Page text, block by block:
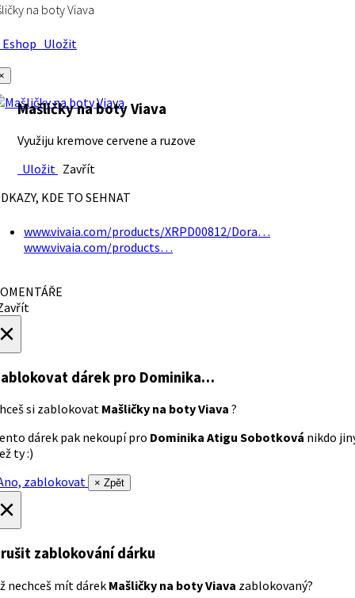
na boty Viava
Uložit
Mašličky na boty Viava
Využiju kremove cervene a ruzove
Uložit Zavřít
KDE TO SEHNAT
www.vivaia.com/products/XRPD00812/Dora…
www.vivaia.com/products…
dárek pro Dominika…
si zablokovat Mašličky na boty Viava ?
dárek pak nekoupí pro Dominika Atigu Sobotková nikdo
ty :)
zablokovat
× Zpět
zablokování dárku
nechceš mít dárek Mašličky na boty Viava zablokovaný?